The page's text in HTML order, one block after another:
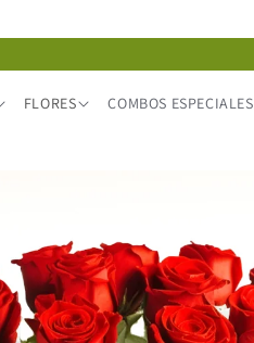
FLORES COMBOS ESPECIALES